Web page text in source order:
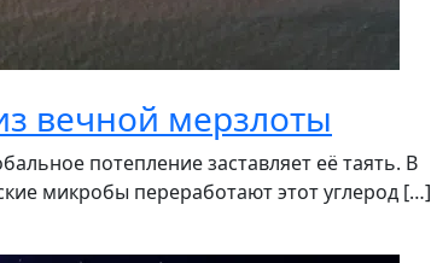
вечной мерзлоты
потепление заставляет её таять. В
микробы переработают этот углерод […]